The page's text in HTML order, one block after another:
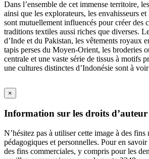
Dans l’ensemble de cet immense territoire,
ainsi que les explorateurs, les envahisseurs et
sont mutuellement influencés pour créer des
traditions textiles aussi riches que diverses.
d’Inde et du Pakistan, les vêtements royaux
tapis perses du Moyen-Orient, les broderies
centrale et une vaste série de tissus à motifs
une cultures distinctes d’Indonésie sont à
×
Information sur les droits d’auteur
N’hésitez pas à utiliser cette image à des fins
pédagogiques et personnelles. Pour en
des fins commerciales, y compris pour les